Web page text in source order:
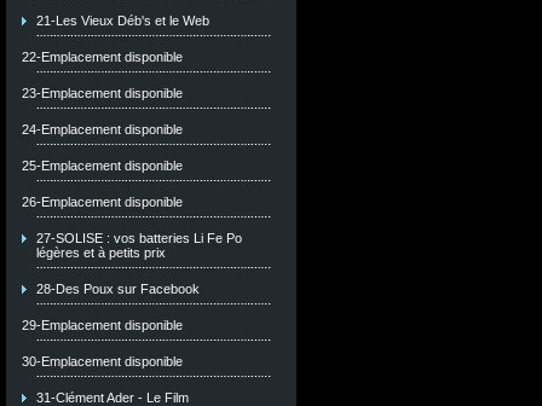
21-Les Vieux Déb's et le Web
22-Emplacement disponible
23-Emplacement disponible
24-Emplacement disponible
25-Emplacement disponible
26-Emplacement disponible
27-SOLISE : vos batteries Li Fe Po
légères et à petits prix
28-Des Poux sur Facebook
29-Emplacement disponible
30-Emplacement disponible
31-Clément Ader - Le Film